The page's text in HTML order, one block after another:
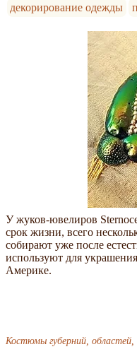
декорирование одежды
У жуков-ювелиров
срок жизни, всего
собирают уже после
используют для
Америке.
Костюмы губерний,